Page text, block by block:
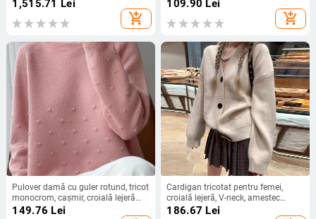
toamna 2024
1,515.71 Lei
add_shopping_cart
109.90 Lei
add_shopping_cart
Pulover damă cu guler rotund, tricot
monocrom, cașmir, croială lejeră
pentru toamnă și iarnă
149.76 Lei
Cardigan tricotat pentru femei,
croială lejeră, V-neck, amestec
cașmir cu nailon/acril, mâneci
186.67 Lei